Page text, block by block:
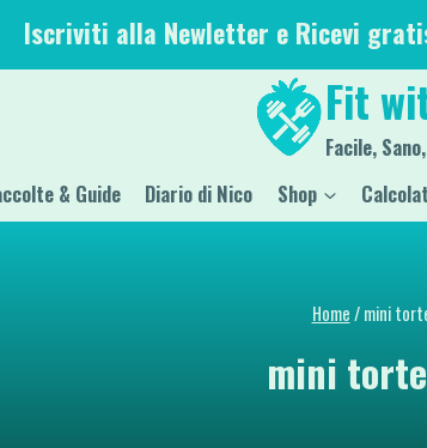
Iscriviti alla Newletter e Ricevi
Fit
Facile,
& Guide Diario di Nico Shop
Home/ mini
mini